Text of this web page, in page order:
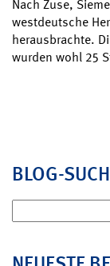
Nach Zuse,
westdeutsche
herausbrachte.
wurden wohl 25
BLOG-
nach: